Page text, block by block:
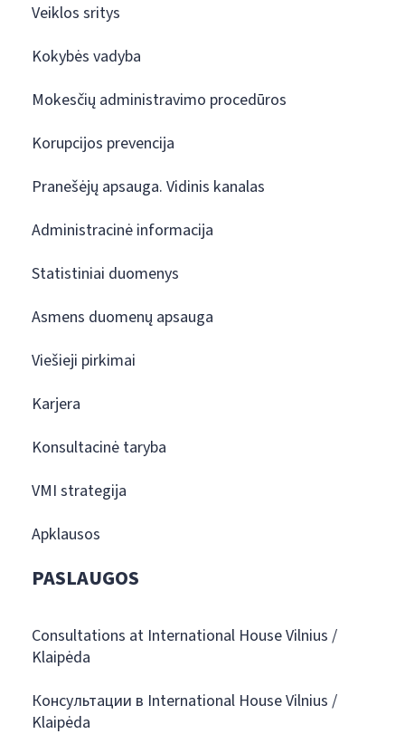
Veiklos sritys
Kokybės vadyba
Mokesčių administravimo procedūros
Korupcijos prevencija
Pranešėjų apsauga. Vidinis kanalas
Administracinė informacija
Statistiniai duomenys
Asmens duomenų apsauga
Viešieji pirkimai
Karjera
Konsultacinė taryba
VMI strategija
Apklausos
PASLAUGOS
Consultations at International House Vilnius /
Klaipėda
Консультации в International House Vilnius /
Klaipėda